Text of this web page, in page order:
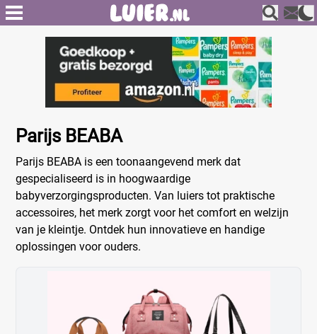
Parijs BEABA
Parijs BEABA is een toonaangevend merk dat
gespecialiseerd is in hoogwaardige
babyverzorgingsproducten. Van luiers tot praktische
accessoires, het merk zorgt voor het comfort en welzijn
van je kleintje. Ontdek hun innovatieve en handige
oplossingen voor ouders.